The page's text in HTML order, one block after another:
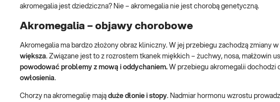
akromegalia jest dziedziczna? Nie – akromegalia nie jest chorobą genetyczną.
Akromegalia – objawy chorobowe
Akromegalia ma bardzo złożony obraz kliniczny. W jej przebiegu zachodzą zmiany
większa. Związane jest to z rozrostem tkanek miękkich – żuchwy, nosa, małżowin
powodować problemy z mową i oddychaniem. W przebiegu akromegalii dochodzi
owłosienia.
Chorzy na akromegalię mają duże dłonie i stopy. Nadmiar hormonu wzrostu